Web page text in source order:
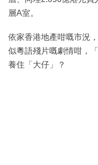
層A室。
依家香港地產咁嘅市況
似粵語殘片嘅劇情咁，
養住「大仔」？